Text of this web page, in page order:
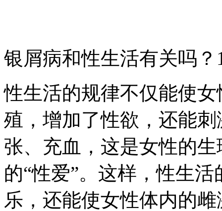
银屑病和性生活有关吗
性生活的规律不仅能使
殖，增加了性欲，还能
张、充血，这是女性的
的“性爱”。这样，性生
乐，还能使女性体内的